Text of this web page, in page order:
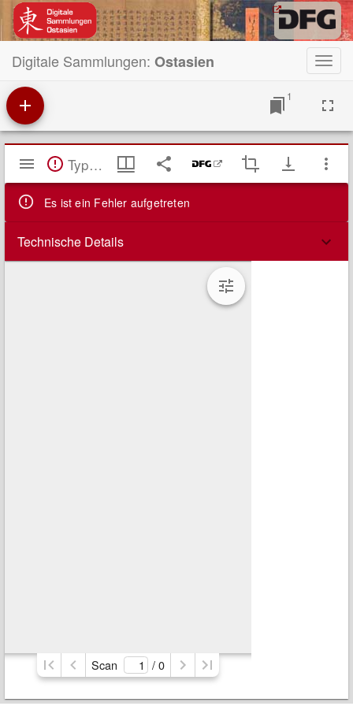
Digitale Sammlungen: Ostasien
1
Mirador
Viewer TypeError: Failed to fetch
Es ist ein Fehler aufgetreten
Technische Details
Scan / 0